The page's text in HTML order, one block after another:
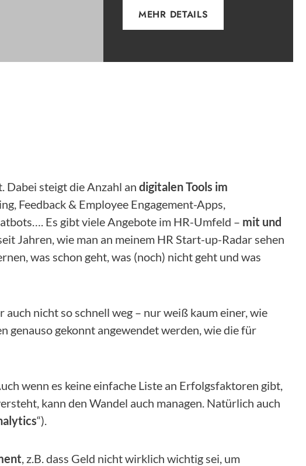
MEHR DETAILS
Dabei steigt die Anzahl an digitalen Tools im
Feedback & Employee Engagement-Apps,
Es gibt viele Angebote im HR-Umfeld – mit und
Jahren, wie man an meinem HR Start-up-Radar sehen
was schon geht, was (noch) nicht geht und was
nicht so schnell weg – nur weiß kaum einer, wie
genauso gekonnt angewendet werden, wie die für
wenn es keine einfache Liste an Erfolgsfaktoren gibt,
kann den Wandel auch managen. Natürlich auch
“).
, z.B. dass Geld nicht wirklich wichtig sei, um